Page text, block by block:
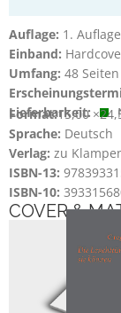
Auflage: 1. Auflage
Einband:
Umfang: 48 Seiten
Lieferbarkeit:
Format:15,00 ×
Sprache: Deutsch
Verlag: zu
ISBN-13:
ISBN-10:
COVER &